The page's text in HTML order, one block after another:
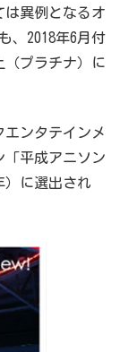
は異例となるオ
、2018年6月付
（プラチナ）に
エンタテインメ
「平成アニソン
）に選出され